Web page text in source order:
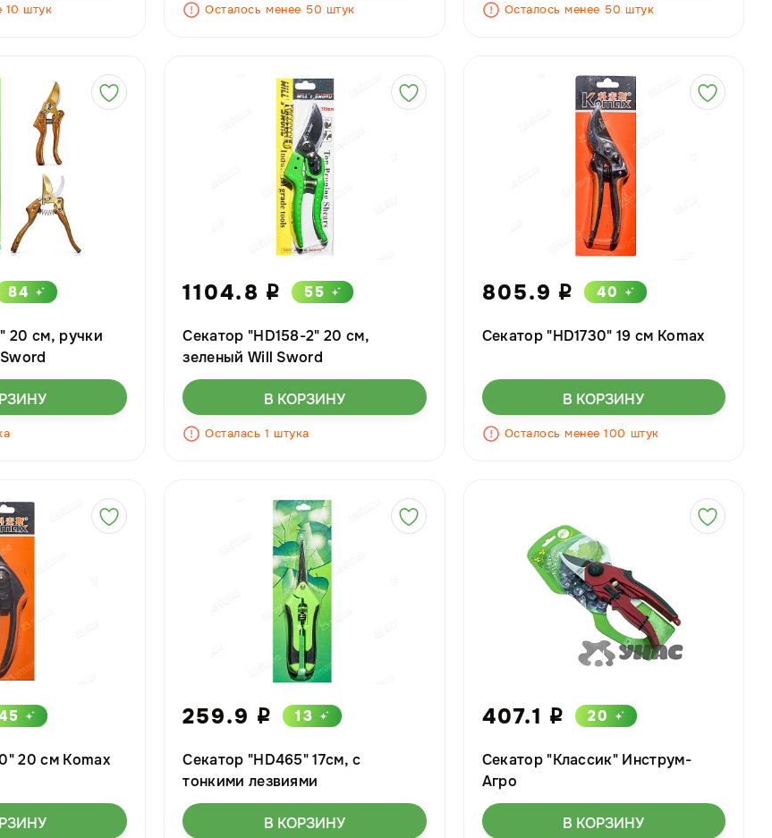
10 штук Осталось менее 50 штук Осталось менее 50 штук
84
20 см, ручки
1104.8 i 55
Секатор "HD158-2" 20 см,
зеленый Will Sword
В КОРЗИНУ
Осталась 1 штука
805.9 i 40
Секатор "HD1730" 19 см Komax
В КОРЗИНУ
Осталось менее 100 штук
20 см Komax
259.9 i 13
Секатор "HD465" 17см, с
тонкими лезвиями
В КОРЗИНУ
407.1 i 20
Секатор "Классик" Инструм-
Агро
В КОРЗИНУ